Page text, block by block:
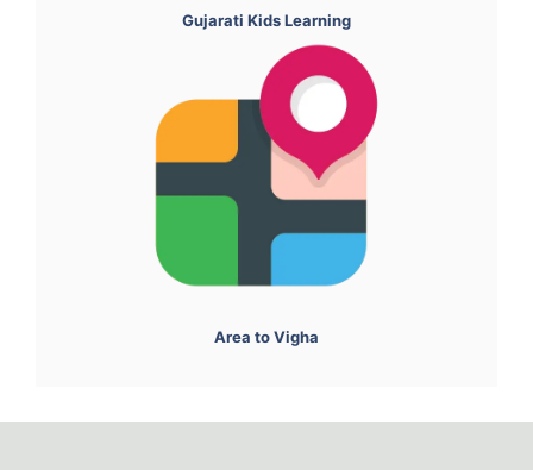
Gujarati Kids Learning
Area to Vigha